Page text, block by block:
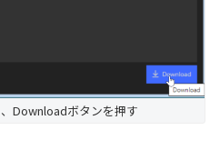
Downloadボタンを押す